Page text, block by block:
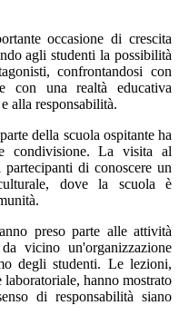
occasione di crescita
agli studenti la possibilità
confrontandosi con
con una realtà educativa
alla responsabilità.
della scuola ospitante ha
condivisione. La visita al
di conoscere un
dove la scuola è
preso parte alle attività
vicino un'organizzazione
degli studenti. Le lezioni,
hanno mostrato
di responsabilità siano